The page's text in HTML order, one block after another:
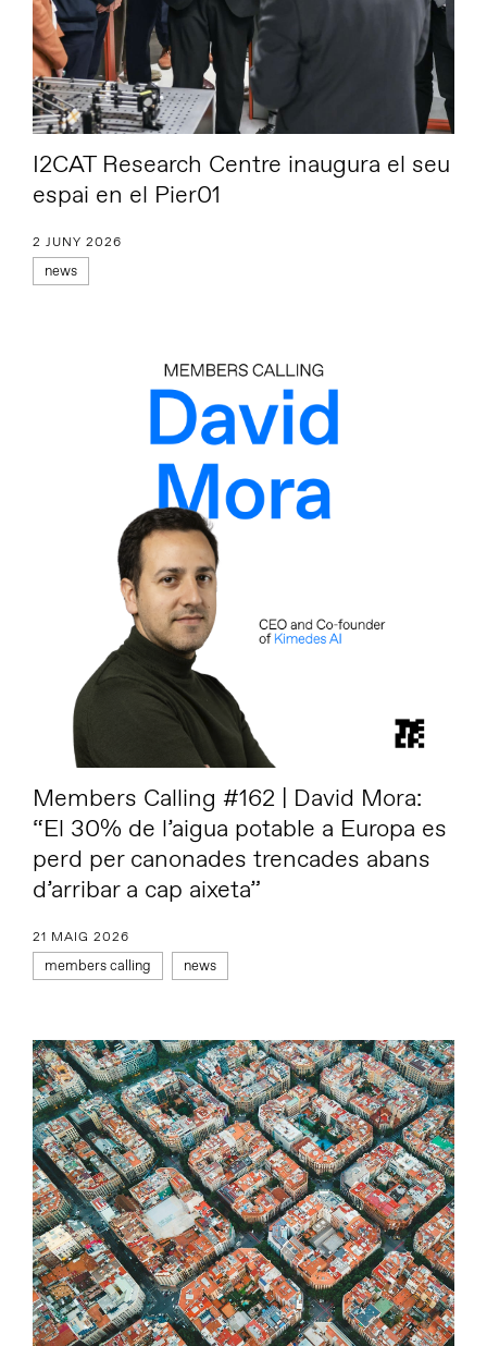
I2CAT Research Centre inaugura el seu
espai en el Pier01
2 JUNY 2026
news
Members Calling #162 | David Mora:
“El 30% de l’aigua potable a Europa es
perd per canonades trencades abans
d’arribar a cap aixeta”
21 MAIG 2026
members calling news